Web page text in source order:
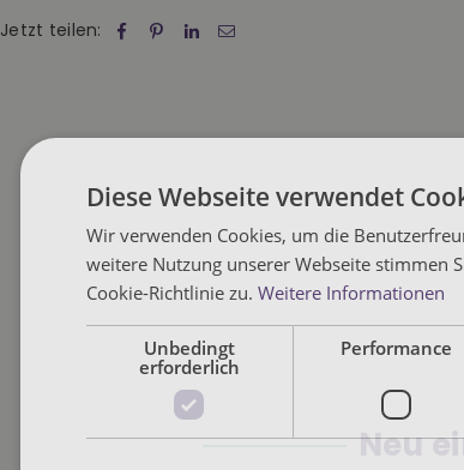
Jetzt teilen:
Neu
Diese Webseite verwendet
Wir verwenden Cookies, um die
weitere Nutzung unserer Webseite stimmen
Cookie-Richtlinie zu. Weitere Informationen
Unbedingt
erforderlich
Performance